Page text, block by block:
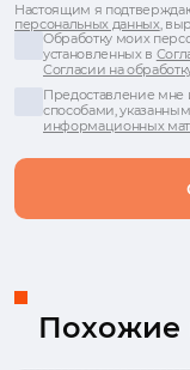
Настоящим я
персональных данных,
Обработку моих
установленных в
Согласии на
Предоставление мне
способами,
информационных
Похожие